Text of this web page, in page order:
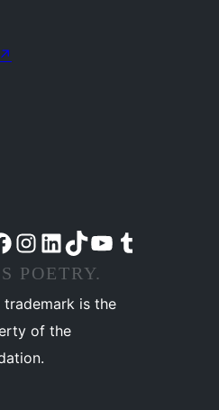
↗
MastodonThreads
la nostra pagina Facebook
Visita il nostro account Instagram
Visita il nostro account LinkedIn
Visita il nostro account TikTok
Visita il nostro canale YouTube
Visita il nostro account Tumblr
POETRY.
trademark is the
of the